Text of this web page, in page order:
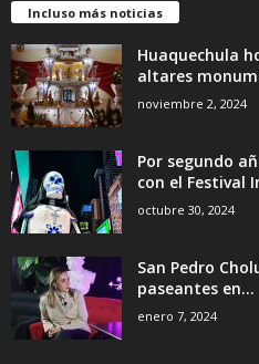
Incluso más noticias
Huaquechula
altares
noviembre 2, 2024
Por segundo
con el Festival
octubre 30, 2024
San Pedro
paseantes en...
enero 7, 2024